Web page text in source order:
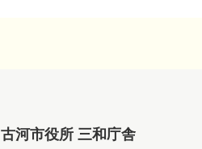
古河市役所 三和庁舎